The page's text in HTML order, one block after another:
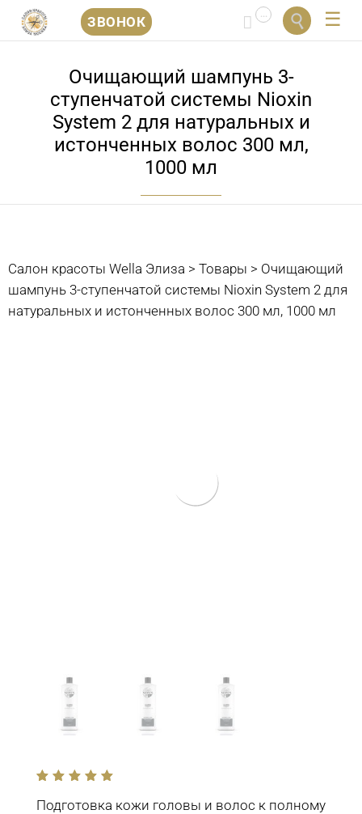
ЗВОНОК  
содержанию
Очищающий шампунь 3-
ступенчатой системы Nioxin
System 2 для натуральных и
истонченных волос 300 мл,
1000 мл
Салон красоты Wella Элиза > Товары > Очищающий
шампунь 3-ступенчатой системы Nioxin System 2 для
натуральных и истонченных волос 300 мл, 1000 мл
of
Подготовка кожи головы и волос к полному